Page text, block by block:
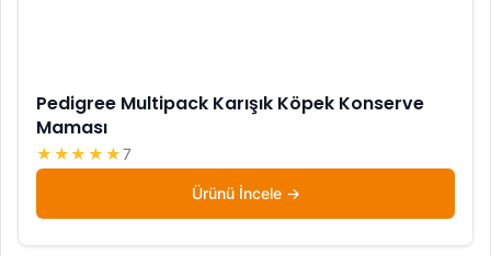
Pedigree Multipack Karışık Köpek Konserve
Maması
★★★★★7
Ürünü İncele